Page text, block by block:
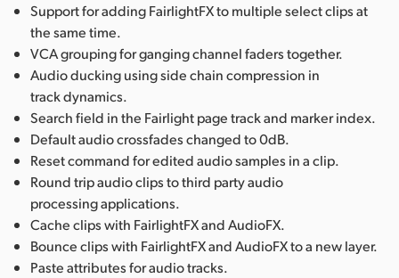
Support for adding FairlightFX to multiple select clips at
the same time.
VCA grouping for ganging channel faders together.
Audio ducking using side chain compression in
track dynamics.
Search field in the Fairlight page track and marker index.
Default audio crossfades changed to 0dB.
Reset command for edited audio samples in a clip.
Round trip audio clips to third party audio
processing applications.
Cache clips with FairlightFX and AudioFX.
Bounce clips with FairlightFX and AudioFX to a new layer.
Paste attributes for audio tracks.